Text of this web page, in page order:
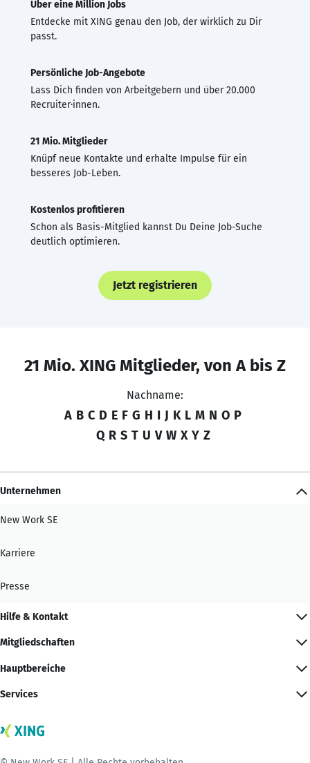
Über eine Million Jobs
Entdecke mit XING genau den Job, der wirklich zu Dir
passt.
Persönliche Job-Angebote
Lass Dich finden von Arbeitgebern und über 20.000
Recruiter·innen.
21 Mio. Mitglieder
Knüpf neue Kontakte und erhalte Impulse für ein
besseres Job-Leben.
Kostenlos profitieren
Schon als Basis-Mitglied kannst Du Deine Job-Suche
deutlich optimieren.
Jetzt registrieren
21 Mio. XING Mitglieder, von A bis Z
Nachname:
A B C D E F G H I J K L M N O P
Q R S T U V W X Y Z
Unternehmen
New Work SE
Karriere
Presse
Hilfe & Kontakt
Mitgliedschaften
Hauptbereiche
Services